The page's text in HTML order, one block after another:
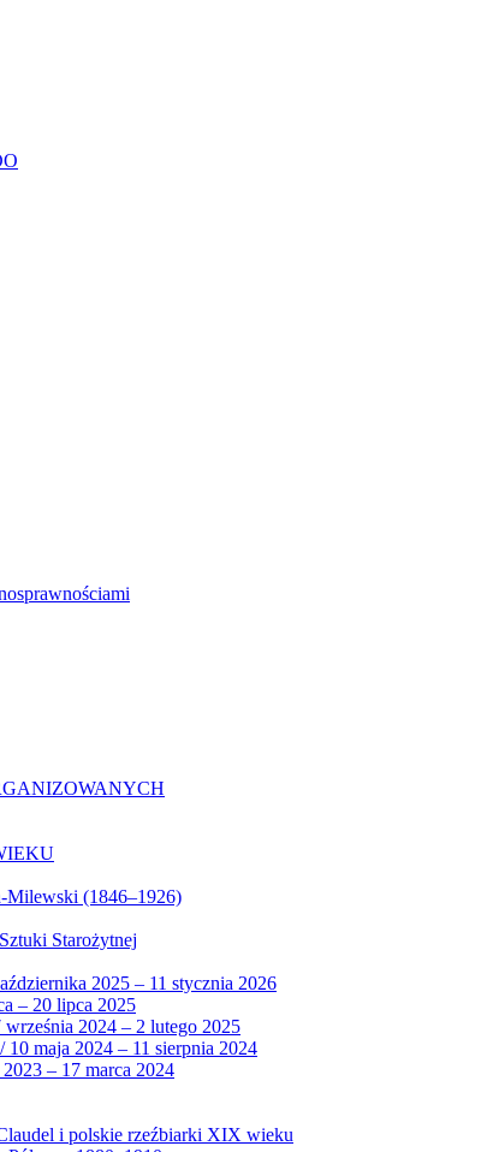
(1846–1926)
Starożytnej
2025 – 11 stycznia 2026
– 20 lipca 2025
września 2024 – 2 lutego 2025
10 maja 2024 – 11 sierpnia 2024
– 17 marca 2024
i polskie rzeźbiarki XIX wieku